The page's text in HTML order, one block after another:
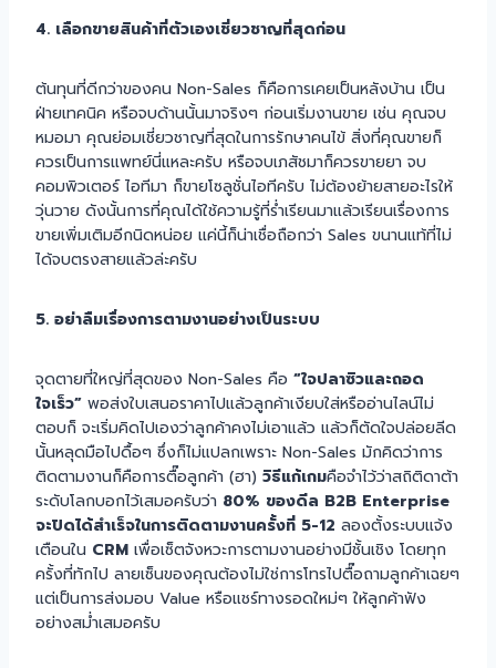
4. เลือกขายสินค้าที่ตัวเองเชี่ยวชาญที่สุดก่อน
ต้นทุนที่ดีกว่าของคน Non-Sales ก็คือการเคยเป็นหลังบ้าน เป็น
ฝ่ายเทคนิค หรือจบด้านนั้นมาจริงๆ ก่อนเริ่มงานขาย เช่น คุณจบ
หมอมา คุณย่อมเชี่ยวชาญที่สุดในการรักษาคนไข้ สิ่งที่คุณขายก็
ควรเป็นการแพทย์นี่แหละครับ หรือจบเภสัชมาก็ควรขายยา จบ
คอมพิวเตอร์ ไอทีมา ก็ขายโซลูชั่นไอทีครับ ไม่ต้องย้ายสายอะไรให้
วุ่นวาย ดังนั้นการที่คุณได้ใช้ความรู้ที่ร่ำเรียนมาแล้วเรียนเรื่องการ
ขายเพิ่มเติมอีกนิดหน่อย แค่นี้ก็น่าเชื่อถือกว่า Sales ขนานแท้ที่ไม่
ได้จบตรงสายแล้วล่ะครับ
5. อย่าลืมเรื่องการตามงานอย่างเป็นระบบ
จุดตายที่ใหญ่ที่สุดของ Non-Sales คือ “ใจปลาซิวและถอด
ใจเร็ว” พอส่งใบเสนอราคาไปแล้วลูกค้าเงียบใส่หรืออ่านไลน์ไม่
ตอบก็ จะเริ่มคิดไปเองว่าลูกค้าคงไม่เอาแล้ว แล้วก็ตัดใจปล่อยลีด
นั้นหลุดมือไปดื้อๆ ซึ่งก็ไม่แปลกเพราะ Non-Sales มักคิดว่าการ
ติดตามงานก็คือการตื๊อลูกค้า (ฮา) วิธีแก้เกมคือจำไว้ว่าสถิติดาต้า
ระดับโลกบอกไว้เสมอครับว่า 80% ของดีล B2B Enterprise
จะปิดได้สำเร็จในการติดตามงานครั้งที่ 5-12 ลองตั้งระบบแจ้ง
เตือนใน CRM เพื่อเซ็ตจังหวะการตามงานอย่างมีชั้นเชิง โดยทุก
ครั้งที่ทักไป ลายเซ็นของคุณต้องไม่ใช่การโทรไปตื๊อถามลูกค้าเฉยๆ
แต่เป็นการส่งมอบ Value หรือแชร์ทางรอดใหม่ๆ ให้ลูกค้าฟัง
อย่างสม่ำเสมอครับ